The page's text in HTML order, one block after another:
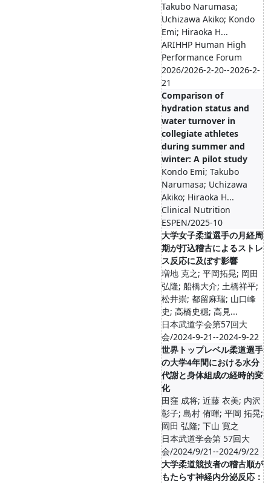
Takubo Narumasa;
Uchizawa Akiko; Kondo
Emi; Hiraoka H...
ARIHHP Human High
Performance Forum
2026/2026-2-20--2026-2-
21
Comparison of
hydration status and
water turnover in
collegiate athletes
during summer and
winter: A pilot study
Kondo Emi; Takubo
Narumasa; Uchizawa
Akiko; Hiraoka H...
Clinical Nutrition
ESPEN/2025-10
大学女子柔道選手の月経周
期が打込稽古によるストレ
ス反応に及ぼす影響
増地 克之; 平岡拓晃; 岡田
弘隆; 船橋大介; 土橋祥平;
松井崇; 都留麻瑞; 山口峰
史; 高橋史穩; 高見...
日本武道学会第57回大
会/2024-9-21--2024-9-22
世界トップレベル柔道選手
の大学4年間における水分
代謝と身体組成の経時的変
化
田窪 成将; 近藤 衣美; 内沢
彰子; 島村 侑暉; 平岡 拓晃;
岡田 弘隆; 下山 寛之
日本武道学会第 57回大
会/2024/9/21--2024/9/22
大学柔道競技者の稽古順が
もたらす神経内分泌反応：